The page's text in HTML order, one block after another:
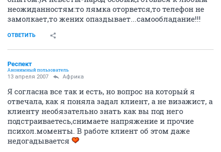
неожиданностям:то лямка оторвется,то телефон не
замолкает,то жених опаздывает...самообладание!!!
ОТВЕТИТЬ
Респект
Анонимный пользователь
13 апреля 2007 Африка
Я согласна все так и есть, но вопрос на который я
отвечала, как я поняла задал клиент, а не визажист, а
клиенту необязательно знать как вы под него
подстраиваетесь,снимаете напряжение и прочие
психол.моменты. В работе клиент об этом даже
недогадывается